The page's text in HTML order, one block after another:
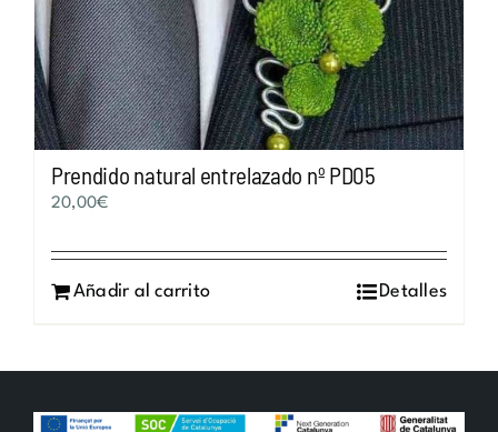
Prendido natural entrelazado nº PD05
20,00€
Añadir al carrito Detalles